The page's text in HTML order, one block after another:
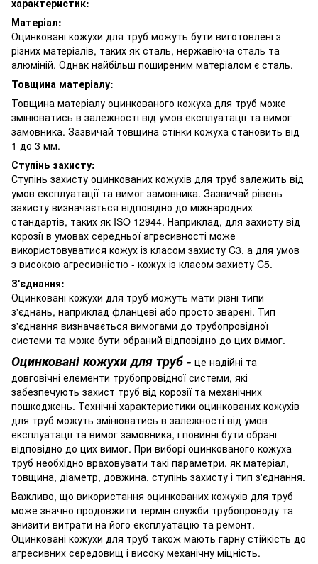
характеристик:
Матеріал:
Оцинковані кожухи для труб можуть бути виготовлені з
різних матеріалів, таких як сталь, нержавіюча сталь та
алюміній. Однак найбільш поширеним матеріалом є сталь.
Товщина матеріалу:
Товщина матеріалу оцинкованого кожуха для труб може
змінюватись в залежності від умов експлуатації та вимог
замовника. Зазвичай товщина стінки кожуха становить від
1 до 3 мм.
Ступінь захисту:
Ступінь захисту оцинкованих кожухів для труб залежить від
умов експлуатації та вимог замовника. Зазвичай рівень
захисту визначається відповідно до міжнародних
стандартів, таких як ISO 12944. Наприклад, для захисту від
корозії в умовах середньої агресивності може
використовуватися кожух із класом захисту C3, а для умов
з високою агресивністю - кожух із класом захисту C5.
З'єднання:
Оцинковані кожухи для труб можуть мати різні типи
з'єднань, наприклад фланцеві або просто зварені. Тип
з'єднання визначається вимогами до трубопровідної
системи та може бути обраний відповідно до цих вимог.
Оцинковані кожухи для труб - це надійні та
довговічні елементи трубопровідної системи, які
забезпечують захист труб від корозії та механічних
пошкоджень. Технічні характеристики оцинкованих кожухів
для труб можуть змінюватись в залежності від умов
експлуатації та вимог замовника, і повинні бути обрані
відповідно до цих вимог. При виборі оцинкованого кожуха
труб необхідно враховувати такі параметри, як матеріал,
товщина, діаметр, довжина, ступінь захисту і тип з'єднання.
Важливо, що використання оцинкованих кожухів для труб
може значно продовжити термін служби трубопроводу та
знизити витрати на його експлуатацію та ремонт.
Оцинковані кожухи для труб також мають гарну стійкість до
агресивних середовищ і високу механічну міцність.